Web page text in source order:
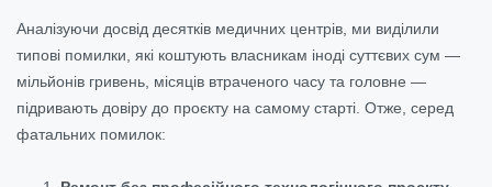
Аналізуючи досвід десятків медичних центрів, ми виділили
типові помилки, які коштують власникам іноді суттєвих сум —
мільйонів гривень, місяців втраченого часу та головне —
підривають довіру до проєкту на самому старті. Отже, серед
фатальних помилок: